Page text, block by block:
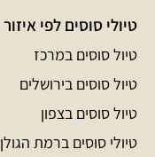
טיולי סוסים לפי איזור
טיול סוסים במרכז
טיול סוסים בירושלים
טיול סוסים בצפון
טיולי סוסים ברמת הגולן